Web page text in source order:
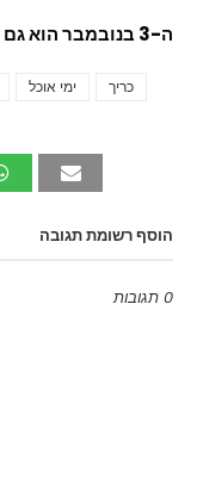
ה-3 בנובמבר הוא גם
ימי אוכל
כריך
הוסף רשומת תגובה
0 תגובות